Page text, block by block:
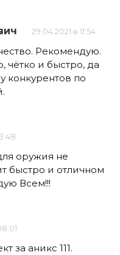
29.04.2021 в 11:54
Рекомендую.
чётко и быстро, да
конкурентов по
оружия не
быстро и отличном
Всем!!!
за аникс 111.